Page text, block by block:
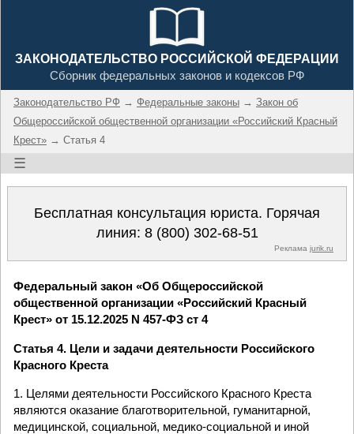
ЗАКОНОДАТЕЛЬСТВО РОССИЙСКОЙ ФЕДЕРАЦИИ
Сборник федеральных законов и кодексов РФ
Законодательство РФ → Федеральные законы → Закон об
Общероссийской общественной организации «Российский Красный
Крест» → Статья 4
☰
Бесплатная консультация юриста. Горячая
линия: 8 (800) 302-68-51
Реклама jurik.ru
Федеральный закон «Об Общероссийской
общественной организации «Российский Красный
Крест» от 15.12.2025 N 457-ФЗ ст 4
Статья 4. Цели и задачи деятельности Российского
Красного Креста
1. Целями деятельности Российского Красного Креста
являются оказание благотворительной, гуманитарной,
медицинской, социальной, медико-социальной и иной